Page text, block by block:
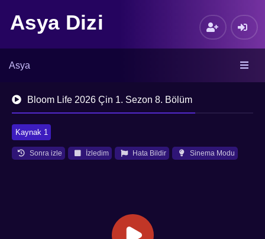
Asya Dizi
Asya
Bloom Life 2026 Çin 1. Sezon 8. Bölüm
Kaynak 1
Sonra izle İzledim Hata Bildir Sinema Modu